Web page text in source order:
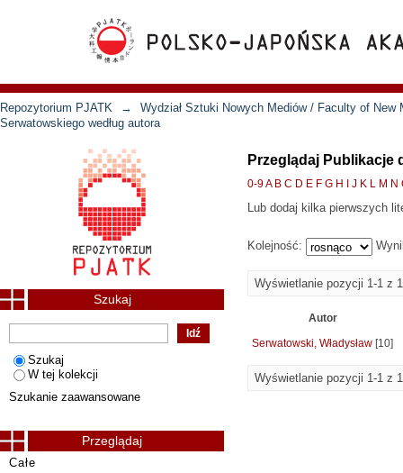
Repozytorium PJATK →
Wydział Sztuki Nowych Mediów / Faculty of New
Serwatowskiego według autora
Przeglądaj Publikacje
0-9A B C D E F G H J K L M N
Lub dodaj kilka pierwszych
Kolejność:
Wyświetlanie pozycji 1-1 z 1
Autor
Serwatowski, Władysław [10]
Wyświetlanie pozycji 1-1 z 1
Szukaj
Szukaj
W tej kolekcji
Szukanie zaawansowane
Przeglądaj
Całe